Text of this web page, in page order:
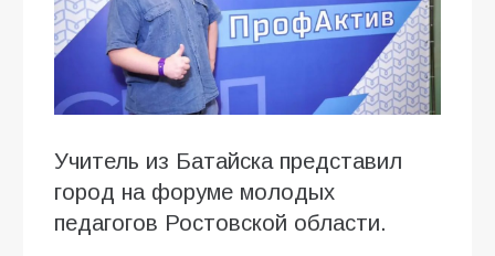
Учитель из Батайска представил
город на форуме молодых
педагогов Ростовской области.